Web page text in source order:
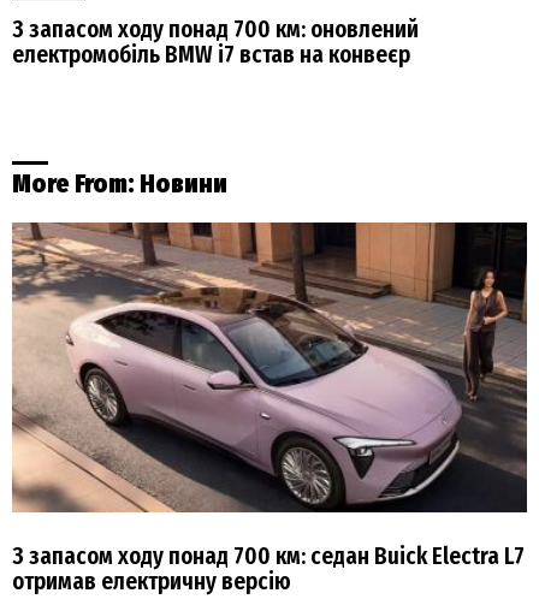
З запасом ходу понад 700 км: оновлений
електромобіль BMW i7 встав на конвеєр
More From: Новини
З запасом ходу понад 700 км: седан Buick Electra L7
отримав електричну версію